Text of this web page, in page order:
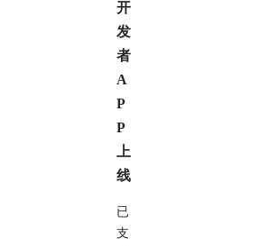
开
发
者
A
P
P
上
线
已
支